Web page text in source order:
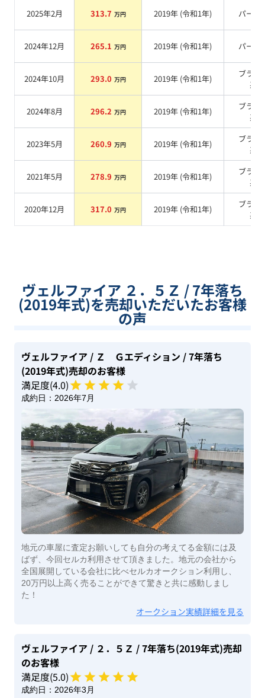
2025年2月 313.7 万円 2019年 (令和1年) パール
2024年12月 265.1 万円 2019年 (令和1年) パール
2024年10月 293.0 万円 2019年 (令和1年)
ブラッ
系
2024年8月 296.2 万円 2019年 (令和1年)
ブラッ
系
2023年5月 260.9 万円 2019年 (令和1年)
ブラッ
系
2021年5月 278.9 万円 2019年 (令和1年)
ブラッ
系
2020年12月 317.0 万円 2019年 (令和1年)
ブラッ
系
ヴェルファイア ２．５Ｚ / 7年落ち
(2019年式)を売却いただいたお客様
の声
ヴェルファイア / Ｚ Ｇエディション / 7年落ち
(2019年式)売却のお客様
満足度(4.0)
成約日： 2026年7月
地元の車屋に査定お願いしても自分の考えてる金額には及
ばず、今回セルカ利用させて頂きました。地元の会社から
全国展開している会社に比べセルカオークション利用し、
20万円以上高く売ることができて驚きと共に感動しまし
た！
オークション実績詳細を見る
ヴェルファイア / ２．５Ｚ / 7年落ち(2019年式)売却
のお客様
満足度(5.0)
成約日： 2026年3月